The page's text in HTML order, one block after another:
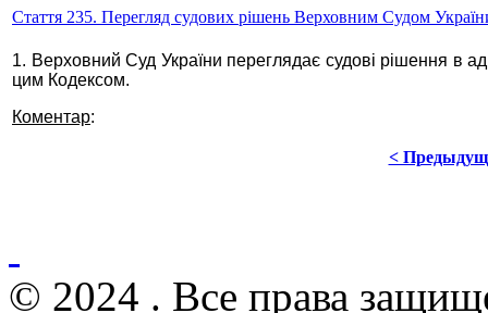
Стаття 235. Перегляд судових рішень Верховним Судом
1. Верховний Суд України переглядає судові рішення в
цим Кодексом.
Коментар:
<
© 2024 . Все права